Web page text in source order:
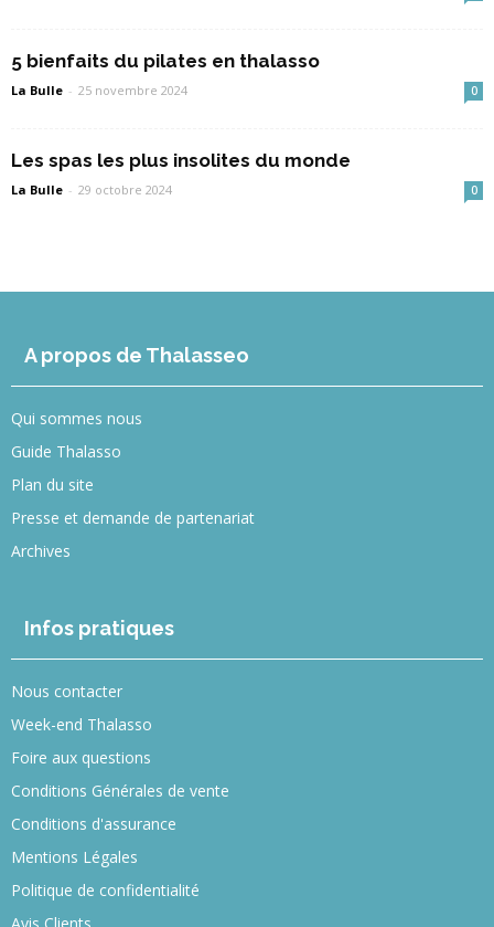
5 bienfaits du pilates en thalasso
La Bulle - 25 novembre 2024 0
Les spas les plus insolites du monde
La Bulle - 29 octobre 2024 0
A propos de Thalasseo
Qui sommes nous
Guide Thalasso
Plan du site
Presse et demande de partenariat
Archives
Infos pratiques
Nous contacter
Week-end Thalasso
Foire aux questions
Conditions Générales de vente
Conditions d'assurance
Mentions Légales
Politique de confidentialité